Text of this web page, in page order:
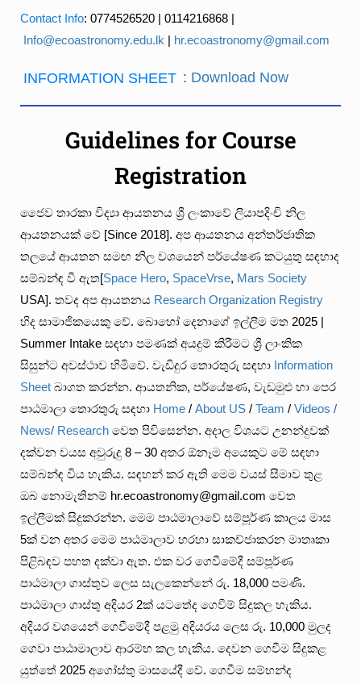
Contact Info: 0774526520 | 0114216868 |
Info@ecoastronomy.edu.lk
hr.ecoastronomy@gmail.com
INFORMATION SHEET : Download Now
Guidelines for Course
Registration
ජෛව තාරකා විද්‍යා ආයතනය ශ්‍රී ලංකාවේ ලියාපදිංචි නිල
ආයතනයක් වේ [Since 2018]. අප ආයතනය අන්තර්ජාතික
තලයේ ආයතන සමඟ නිල වශයෙන් පර්යේෂණ කටයුතු සඳහාද
සම්බන්ඳ වී ඇත[Space Hero, SpaceVrse, Mars Society
USA]. තවද අප ආයතනය Research Organization Registry
හිද සාමාජිකයෙකු වේ. බොහෝ දෙනාගේ ඉල්ලීම මත 2025 |
Summer Intake සඳහා පමණක් අයදුම් කිරීමට ශ්‍රී ලාංකික
සිසුන්ට අවස්ථාව හිමිවේ. වැඩිදුර තොරතුරු සඳහා Information
Sheet බාගත කරන්න. ආයතනික, පර්යේෂණ, වැඩමුළු හා පෙර
පාඨමාලා තොරතුරු සඳහා Home / About US / Team / Videos /
News/ Research වෙත පිවිසෙන්න. අදාල විශයට උනන්දුවක්
දක්වන වයස අවුරුදු 8 – 30 අතර ඕනෑම අයෙකුට මේ සඳහා
සම්බන්ඳ විය හැකිය. සඳහන් කර ඇති මෙම වයස් සීමාව තුළ
ඔබ නොමැතිනම් hr.ecoastronomy@gmail.com වෙත
ඉල්ලීමක් සිදුකරන්න. මෙම පාඨමාලාවේ සම්පූර්ණ කාලය මාස
5ක් වන අතර මෙම පාඨමාලාව හරහා සාකච්ජාකරන මාතෘකා
පිළිබඳව පහත දක්වා ඇත. එක වර ගෙවීමේදී සම්පූර්ණ
පාඨමාලා ගාස්තුව ලෙස සැලකෙන්නේ රු. 18,000 පමණි.
පාඨමාලා ගාස්තු අදියර 2ක් යටතේද ගෙවීම් සිදුකල හැකිය.
අදියර වශයෙන් ගෙවීමේදී පළමු අදියරය ලෙස රු. 10,000 මුලද
ගෙවා පාඨාමාලාව ආරම්භ කල හැකිය. දෙවන ගෙවීම සිදුකළ
යුත්තේ 2025 අගෝස්තු මාසයේදී වේ. ගෙවීම සම්භන්ද